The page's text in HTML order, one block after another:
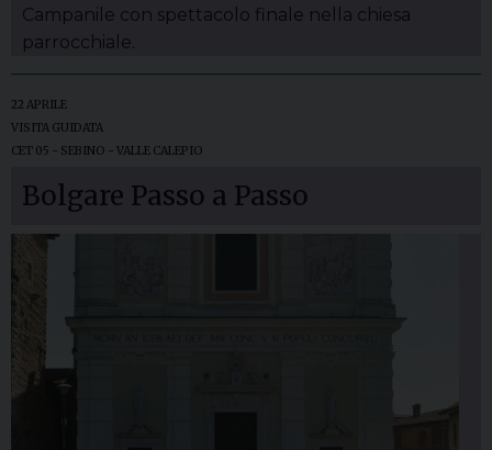
Campanile con spettacolo finale nella chiesa
parrocchiale.
22 APRILE
VISITA GUIDATA
CET 05 - SEBINO - VALLE CALEPIO
Bolgare Passo a Passo